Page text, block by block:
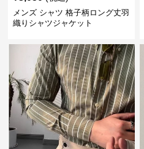
メンズ シャツ 格子柄ロング丈羽
織りシャツジャケット